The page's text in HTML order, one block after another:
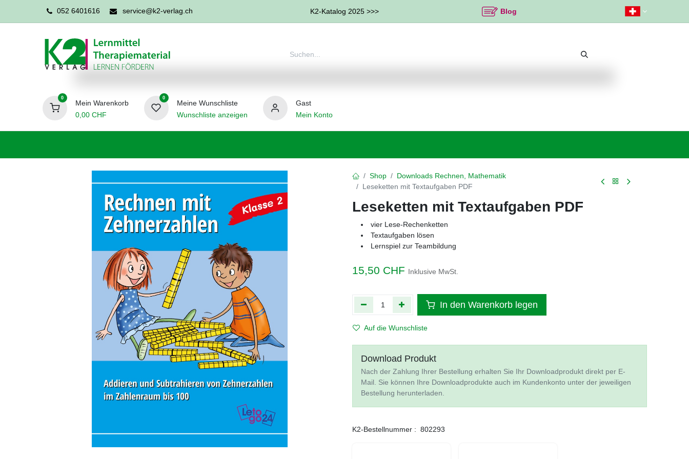
052 6401616 service@k2-verlag.ch K2-Katalog 2025 >>> Blog
0
Mein Warenkorb
0,00CHF
0
Meine Wunschliste
Wunschliste anzeigen
Gast
Mein Konto
Shop
Downloads Rechnen, Mathematik
Leseketten mit Textaufgaben PDF
Leseketten mit Textaufgaben PDF
vier Lese-Rechenketten
Textaufgaben lösen
Lernspiel zur Teambildung
15,50 CHF Inklusive MwSt.
In den Warenkorb legen
Auf die Wunschliste
Download Produkt
Nach der Zahlung Ihrer Bestellung erhalten Sie Ihr Downloadprodukt direkt per E-
Mail. Sie können Ihre Downloadprodukte auch im Kundenkonto unter der jeweiligen
Bestellung herunterladen.
K2-Bestellnummer : 802293